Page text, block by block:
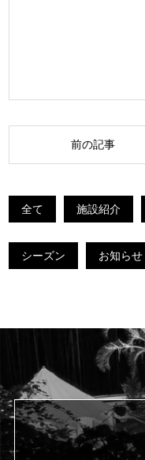
稿
前の記事
全て 施設紹介
シーズン お知らせ